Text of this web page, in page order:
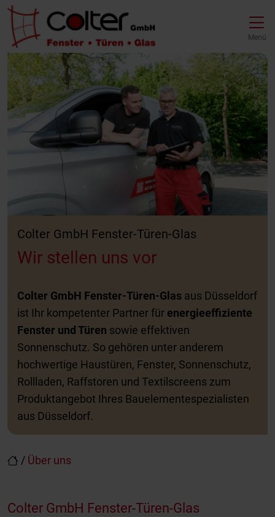
zur Top-Navigation
zur Hauptnavigation
Inhalt springen
zum Footer
Hauptnavigation Menü
/ Über uns
Colter GmbH Fenster-Türen-Glas
Wir stellen uns vor
Colter GmbH Fenster-Türen-Glas aus Düsseldorf
ist Ihr kompetenter Partner für energieeffiziente
Fenster und Türen sowie effektiven
Sonnenschutz. So gehören unter anderem
hochwertige Haustüren, Fenster, Sonnenschutz,
Rollladen, Raffstoren und Textilscreens zum
Produktangebot Ihres Bauelementespezialisten
aus Düsseldorf.
Colter GmbH Fenster-Türen-Glas